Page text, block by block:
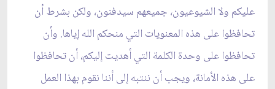
عليكم ولا الشيوعيون، جميعهم سيدفنون، ولكن بشرط أن
تحافظوا على هذه المعنويات التي منحكم الله إياها. وأن
تحافظوا على وحدة الكلمة التي أهديت إليكم، أن تحافظوا
على هذه الأمانة، ويجب أن ننتبه إلى أننا نقوم بهذا العمل